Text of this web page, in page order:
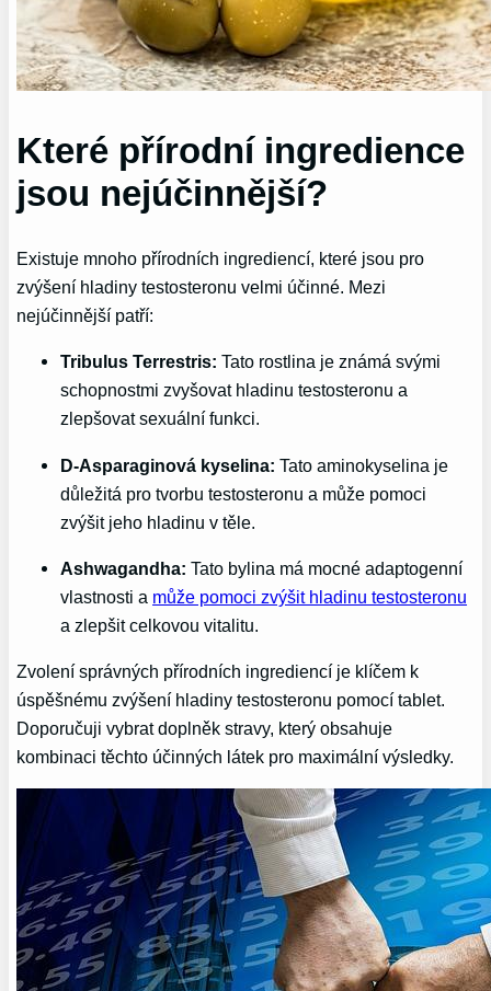
Které přírodní ingredience
jsou nejúčinnější?
Existuje mnoho přírodních ingrediencí, které jsou pro
zvýšení hladiny testosteronu velmi účinné. Mezi
nejúčinnější patří:
Tribulus Terrestris: Tato rostlina je známá svými
schopnostmi zvyšovat hladinu testosteronu a
zlepšovat sexuální funkci.
D-Asparaginová kyselina: Tato aminokyselina je
důležitá pro tvorbu testosteronu a může pomoci
zvýšit jeho hladinu v těle.
Ashwagandha: Tato bylina má mocné adaptogenní
vlastnosti a může pomoci zvýšit hladinu testosteronu
a zlepšit celkovou vitalitu.
Zvolení správných přírodních ingrediencí je klíčem k
úspěšnému zvýšení hladiny testosteronu pomocí tablet.
Doporučuji vybrat doplněk stravy, který obsahuje
kombinaci těchto účinných látek pro maximální výsledky.